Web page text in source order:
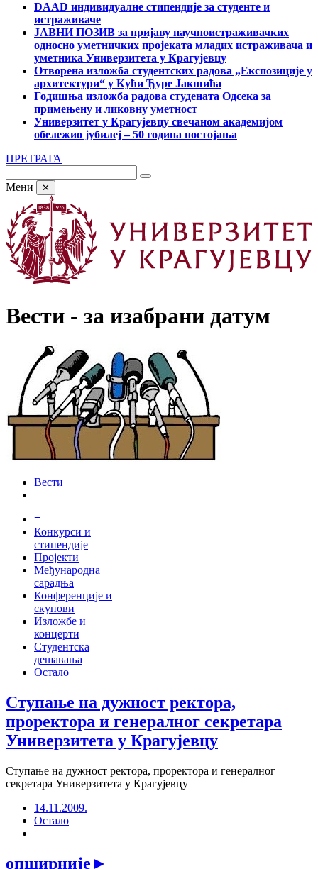
DAAD индивидуалне стипендије за студенте и
истраживаче
ЈАВНИ ПОЗИВ за пријаву научноистраживачких
односно уметничких пројеката младих истраживача и
уметника Универзитета у Крагујевцу
Отворена изложба студентских радова „Експозиције у
архитектури“ у Кући Ђуре Јакшића
Годишња изложба радова студената Одсека за
примењену и ликовну уметност
Универзитет у Крагујевцу свечаном академијом
обележио јубилеј – 50 година постојања
ПРЕТРАГА
Мени ✕
Вести - за изабрани датум
Вести
≡
Конкурси и
стипендије
Пројекти
Међународна
сарадња
Конференције и
скупови
Изложбе и
концерти
Студентска
дешавања
Остало
Ступање на дужност ректора,
проректора и генералног секретара
Универзитета у Крагујевцу
Ступање на дужност ректора, проректора и генералног
секретара Универзитета у Крагујевцу
14.11.2009.
Остало
опширније►